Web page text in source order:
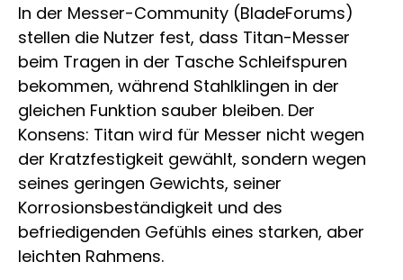
In der Messer-Community (BladeForums)
stellen die Nutzer fest, dass Titan-Messer
beim Tragen in der Tasche Schleifspuren
bekommen, während Stahlklingen in der
gleichen Funktion sauber bleiben. Der
Konsens: Titan wird für Messer nicht wegen
der Kratzfestigkeit gewählt, sondern wegen
seines geringen Gewichts, seiner
Korrosionsbeständigkeit und des
befriedigenden Gefühls eines starken, aber
leichten Rahmens.